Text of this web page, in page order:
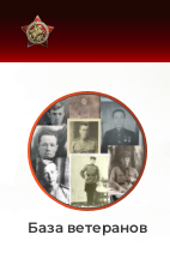
База ветеранов